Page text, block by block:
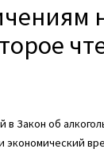
Закон об
экономический